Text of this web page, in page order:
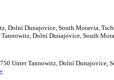
Dolní Dunajovice, South Moravia,
Tannowitz, Dolní Dunajovice, South
Unter Tannowitz, Dolní Dunajovice,